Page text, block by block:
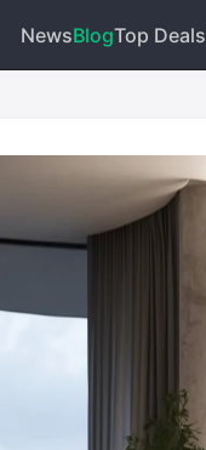
NewsBlogTop Deals